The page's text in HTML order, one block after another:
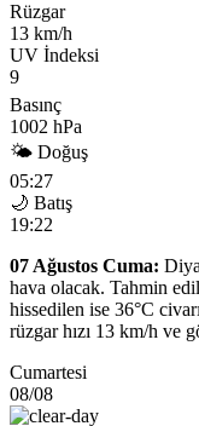
Rüzgar
13 km/h
UV İndeksi
9
Basınç
1002 hPa
🌤 Doğuş
05:27
🌙 Batış
19:22
07 Ağustos Cuma:
hava olacak. Tahmin
hissedilen ise 36°C
rüzgar hızı 13 km/h ve
Cumartesi
08/08